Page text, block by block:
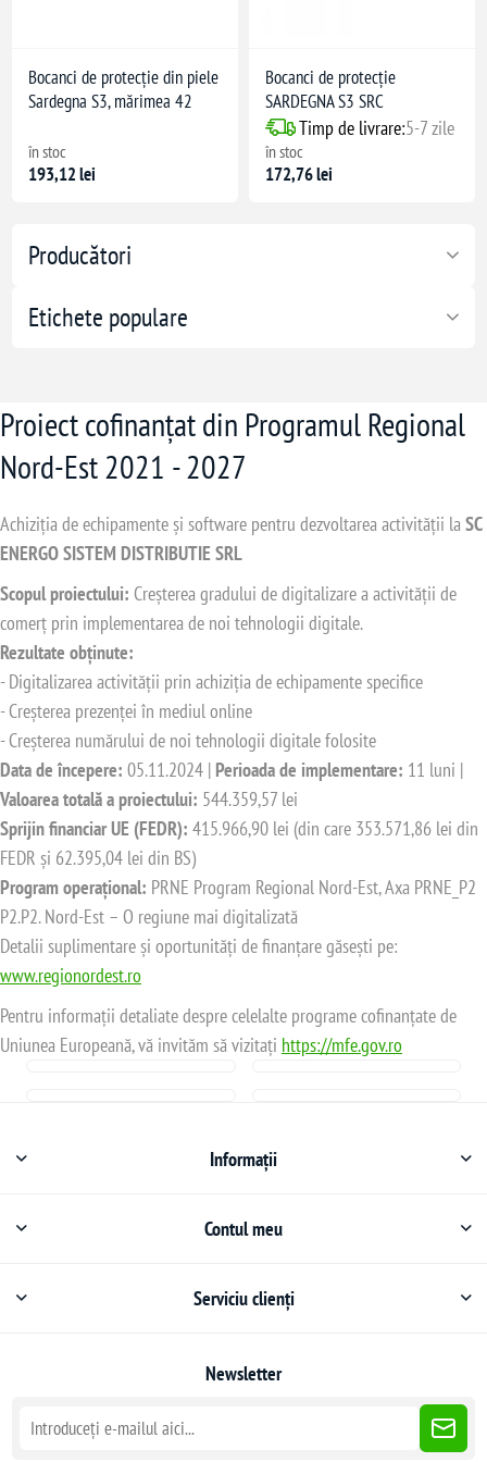
Producători
Etichete populare
Bocanci de protecție din piele
Sardegna S3, mărimea 42
în stoc
193,12 lei
Bocanci de protecție
SARDEGNA S3 SRC
Timp de livrare:5-7 zile
în stoc
172,76 lei
Proiect cofinanțat din Programul Regional
Nord-Est 2021 - 2027
Achiziția de echipamente și software pentru dezvoltarea activității laSC
ENERGO SISTEM DISTRIBUTIE SRL
Scopul proiectului: Creșterea gradului de digitalizare a activității de
comerț prin implementarea de noi tehnologii digitale.
Rezultate obținute:
- Digitalizarea activității prin achiziția de echipamente specifice
- Creșterea prezenței în mediul online
- Creșterea numărului de noi tehnologii digitale folosite
Data de începere: 05.11.2024 | Perioada de implementare: 11 luni |
Valoarea totală a proiectului: 544.359,57 lei
Sprijin financiar UE (FEDR): 415.966,90 lei (din care 353.571,86 lei din
FEDR și 62.395,04 lei din BS)
Program operațional: PRNE Program Regional Nord-Est, Axa PRNE_P2
P2.P2. Nord-Est – O regiune mai digitalizată
Detalii suplimentare și oportunități de finanțare găsești pe:
www.regionordest.ro
Pentru informații detaliate despre celelalte programe cofinanțate de
Uniunea Europeană, vă invităm să vizitați https://mfe.gov.ro
Informații
Contul meu
Serviciu clienți
Newsletter